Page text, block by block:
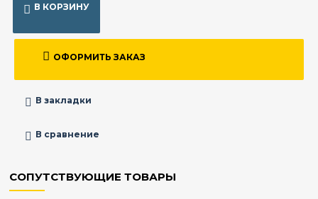
В КОРЗИНУ
ОФОРМИТЬ ЗАКАЗ
В закладки
В сравнение
СОПУТСТВУЮЩИЕ ТОВАРЫ